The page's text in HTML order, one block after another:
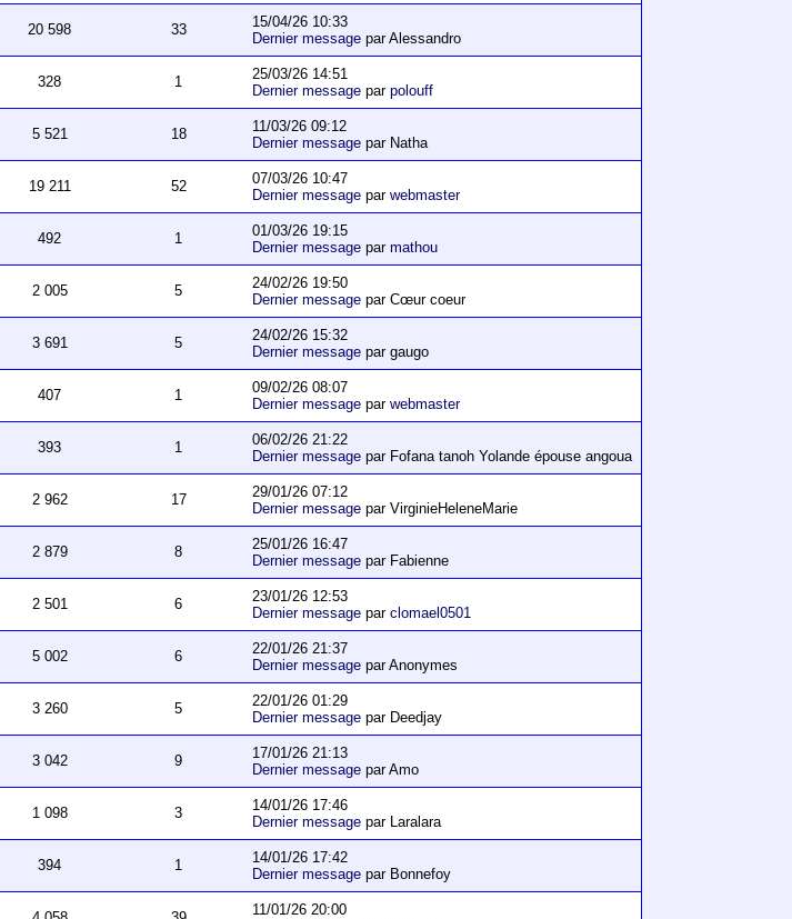
20 598 33
15/04/26 10:33
Dernier message par Alessandro
328 1
25/03/26 14:51
Dernier message parpolouff
5 521 18
11/03/26 09:12
Dernier message par Natha
19 211 52
07/03/26 10:47
Dernier message parwebmaster
492 1
01/03/26 19:15
Dernier message parmathou
2 005 5
24/02/26 19:50
Dernier message par Cœur coeur
3 691 5
24/02/26 15:32
Dernier message par gaugo
407 1
09/02/26 08:07
Dernier message parwebmaster
393 1
06/02/26 21:22
Dernier message par Fofana tanoh Yolande épouse angoua
2 962 17
29/01/26 07:12
Dernier message par VirginieHeleneMarie
2 879 8
25/01/26 16:47
Dernier message par Fabienne
2 501 6
23/01/26 12:53
Dernier message parclomael0501
5 002 6
22/01/26 21:37
Dernier message par Anonymes
3 260 5
22/01/26 01:29
Dernier message par Deedjay
3 042 9
17/01/26 21:13
Dernier message par Amo
1 098 3
14/01/26 17:46
Dernier message par Laralara
394 1
14/01/26 17:42
Dernier message par Bonnefoy
11/01/26 20:00